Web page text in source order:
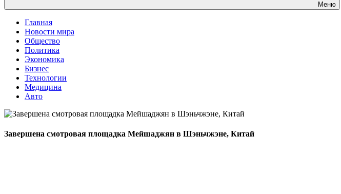
Меню
Главная
Новости мира
Общество
Политика
Экономика
Бизнес
Технологии
Медицина
Авто
Завершена смотровая площадка Мейшаджян в Шэньчжэне, Китай